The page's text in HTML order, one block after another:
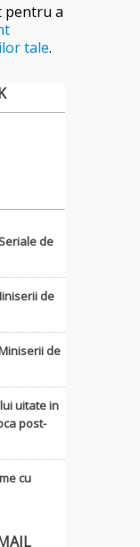
pentru a
tale.
de
de
de
uitate in
post-
cu